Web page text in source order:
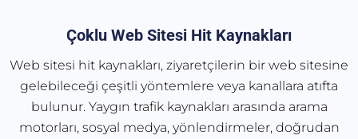
Çoklu Web Sitesi Hit Kaynakları
Web sitesi hit kaynakları, ziyaretçilerin bir web sitesine
gelebileceği çeşitli yöntemlere veya kanallara atıfta
bulunur. Yaygın trafik kaynakları arasında arama
motorları, sosyal medya, yönlendirmeler, doğrudan